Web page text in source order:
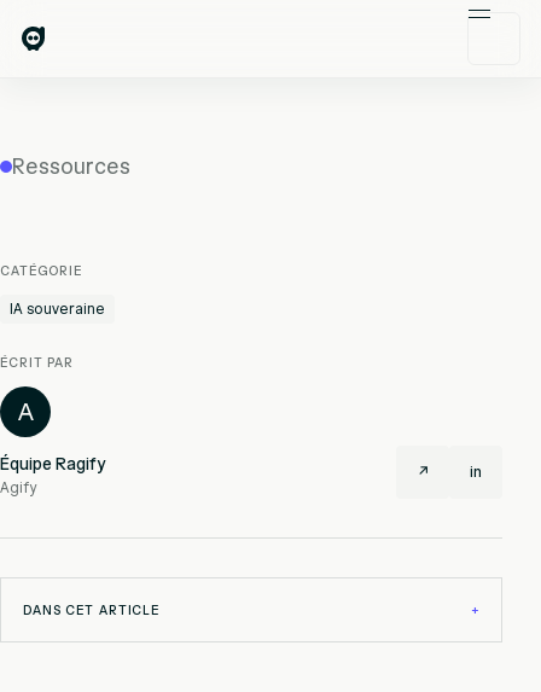
Ressources
CATÉGORIE
IA souveraine
ÉCRIT PAR
A
Équipe Ragify
Agify
↗ in
DANS CET ARTICLE +